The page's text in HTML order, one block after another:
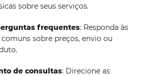
sobre seus serviços.
frequentes: Responda às
sobre preços, envio ou
de consultas: Direcione as